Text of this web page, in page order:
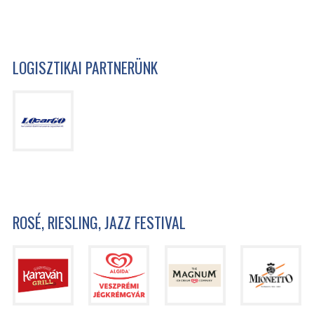
LOGISZTIKAI PARTNERÜNK
ROSÉ, RIESLING, JAZZ FESTIVAL